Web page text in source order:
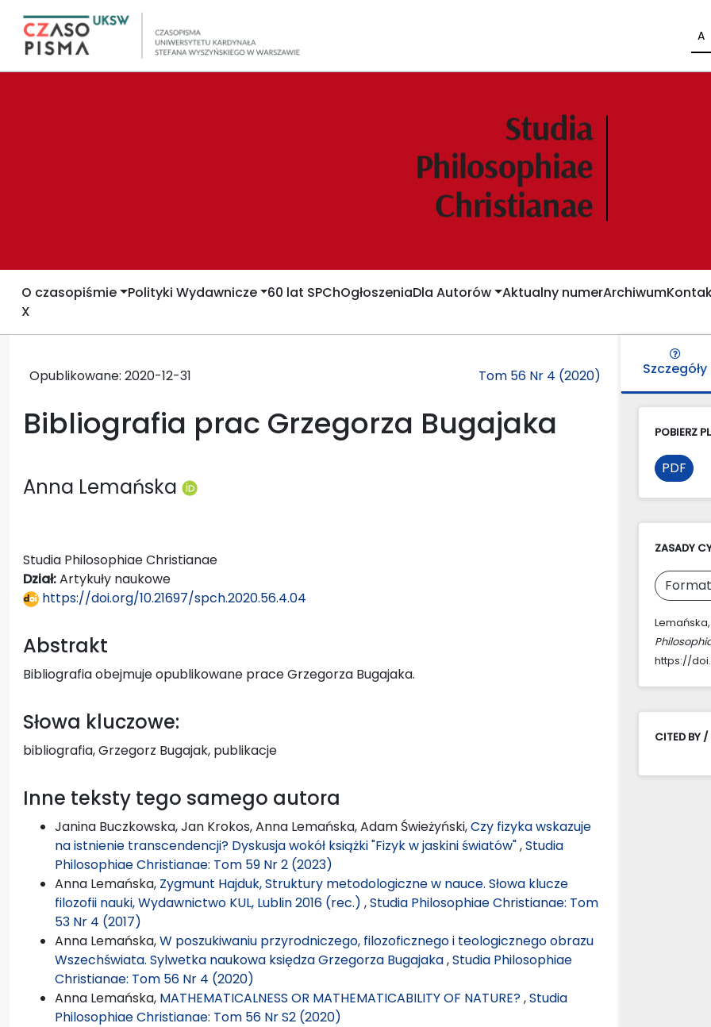
A
O czasopiśmie Polityki Wydawnicze 60 lat SPChOgłoszeniaDla Autorów Aktualny numerArchiwum
X
Opublikowane: 2020-12-31 Tom 56 Nr 4 (2020)
Bibliografia prac Grzegorza Bugajaka
Anna Lemańska
Studia Philosophiae Christianae
Dział:Artykuły naukowe
https://doi.org/10.21697/spch.2020.56.4.04
Abstrakt
Bibliografia obejmuje opublikowane prace Grzegorza Bugajaka.
Słowa kluczowe:
bibliografia, Grzegorz Bugajak, publikacje
Inne teksty tego samego autora
Janina Buczkowska, Jan Krokos, Anna Lemańska, Adam Świeżyński,Czy fizyka wskazuje
na istnienie transcendencji? Dyskusja wokół książki "Fizyk w jaskini światów",Studia
Philosophiae Christianae: Tom 59 Nr 2 (2023)
Anna Lemańska, Zygmunt Hajduk, Struktury metodologiczne w nauce. Słowa klucze
filozofii nauki, Wydawnictwo KUL, Lublin 2016 (rec.) ,Studia Philosophiae Christianae: Tom
53 Nr 4 (2017)
Anna Lemańska,W poszukiwaniu przyrodniczego, filozoficznego i teologicznego obrazu
Wszechświata. Sylwetka naukowa księdza Grzegorza Bugajaka,Studia Philosophiae
Christianae: Tom 56 Nr 4 (2020)
Anna Lemańska, MATHEMATICALNESS OR MATHEMATICABILITY OF NATURE?,Studia
Philosophiae Christianae: Tom 56 Nr S2 (2020)
Szczegóły
POBIERZ
PDF
ZASADY
https://
CITED BY /